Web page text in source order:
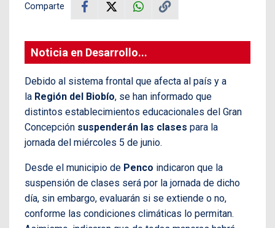
Comparte
Noticia en Desarrollo...
Debido al sistema frontal que afecta al país y a
la Región del Biobío, se han informado que
distintos establecimientos educacionales del Gran
Concepción suspenderán las clases para la
jornada del miércoles 5 de junio.
Desde el municipio de Penco indicaron que la
suspensión de clases será por la jornada de dicho
día, sin embargo, evaluarán si se extiende o no,
conforme las condiciones climáticas lo permitan.